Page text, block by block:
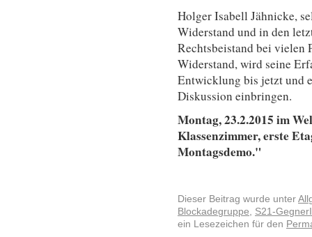
Holger Isabell Jähnicke,
Widerstand und in den
Rechtsbeistand bei vielen
Widerstand, wird seine
Entwicklung bis jetzt und
Diskussion einbringen.
Montag, 23.2.2015 im
Klassenzimmer, erste
Montagsdemo."
Dieser Beitrag wurde unter
Blockadegruppe
S21-
ein Lesezeichen für den